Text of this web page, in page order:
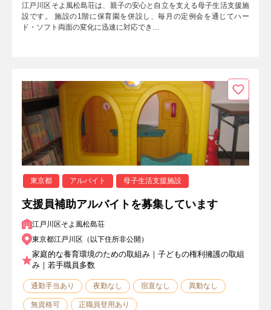
江戸川区そよ風松島荘は、親子の安心と自立を支える母子生活支援施
設です。 施設の1階に保育園を併設し、毎月の定例会を通じてハー
ド・ソフト両面の変化に迅速に対応でき…
東京都 アルバイト 母子生活支援施設
支援員補助アルバイトを募集しています
江戸川区そよ風松島荘
東京都江戸川区（以下住所非公開）
家庭的な養育環境のための取組み｜子どもの権利擁護の取組
み｜若手職員多数
通勤手当あり 夜勤なし 宿直なし 異動なし
無資格可 正職員登用あり